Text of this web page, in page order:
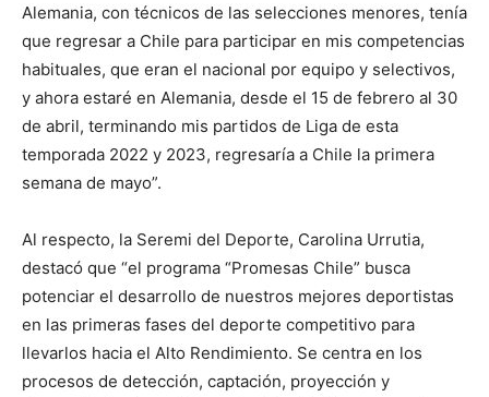
Alemania, con técnicos de las selecciones menores, tenía
que regresar a Chile para participar en mis competencias
habituales, que eran el nacional por equipo y selectivos,
y ahora estaré en Alemania, desde el 15 de febrero al 30
de abril, terminando mis partidos de Liga de esta
temporada 2022 y 2023, regresaría a Chile la primera
semana de mayo”.
Al respecto, la Seremi del Deporte, Carolina Urrutia,
destacó que “el programa “Promesas Chile” busca
potenciar el desarrollo de nuestros mejores deportistas
en las primeras fases del deporte competitivo para
llevarlos hacia el Alto Rendimiento. Se centra en los
procesos de detección, captación, proyección y